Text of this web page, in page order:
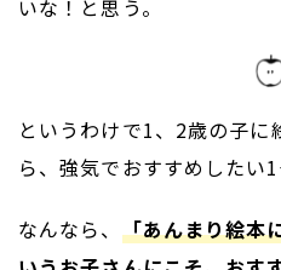
いな！と思う。
というわけで1、2歳の子に
ら、強気でおすすめしたい1
なんなら、 「あんまり絵本